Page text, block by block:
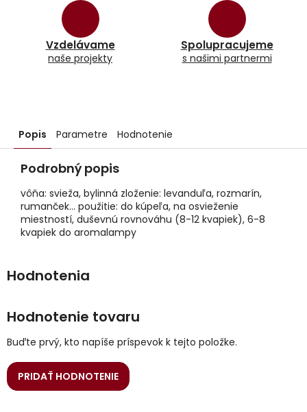
Vzdelávame
naše projekty
Spolupracujeme
s našimi partnermi
Popis Parametre Hodnotenie
Podrobný popis
vôňa: svieža, bylinná zloženie: levanduľa, rozmarín,
rumanček... použitie: do kúpeľa, na osvieženie
miestností, duševnú rovnováhu (8-12 kvapiek), 6-8
kvapiek do aromalampy
Hodnotenie tovaru
Buďte prvý, kto napíše príspevok k tejto položke.
PRIDAŤ HODNOTENIE